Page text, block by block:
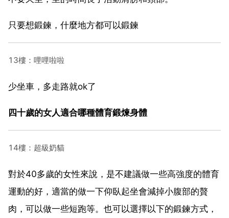
只要想鍛鍊，什麼地方都可以鍛鍊
13樓：哩哩啦啦
少坐車，多走路就ok了
四十歲的女人適合哪種體育鍛煉身體
14樓：超級奶貓
對於40多歲的女性來說，是不建議做一些高強度的體育
運動的好，適當的做一下仰臥起坐會減掉小腹部的贅
肉，可以做一些短跑等。也可以選擇以下的鍛鍊方式，